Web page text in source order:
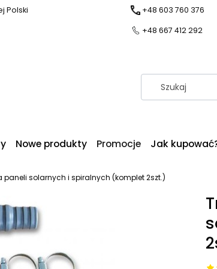
Polski
+48 603 760 376
+48 667 412 292
Nowe produkty Promocje Jak
paneli solarnych i spiralnych (komplet 2szt.)